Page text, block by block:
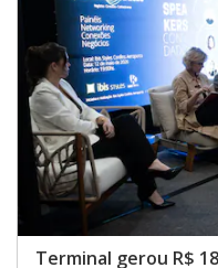
Terminal gerou R$